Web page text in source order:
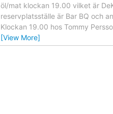
öl/mat klockan 19.00 vilket är
reservplatsställe är Bar BQ och
Klockan 19.00 hos Tommy
[View More]